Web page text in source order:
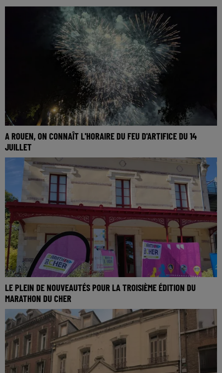
A ROUEN, ON CONNAÎT L'HORAIRE DU FEU D'ARTIFICE DU 14
JUILLET
LE PLEIN DE NOUVEAUTÉS POUR LA TROISIÈME ÉDITION DU
MARATHON DU CHER